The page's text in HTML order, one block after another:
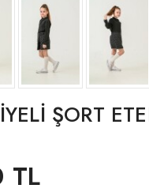
ŞORT
TL